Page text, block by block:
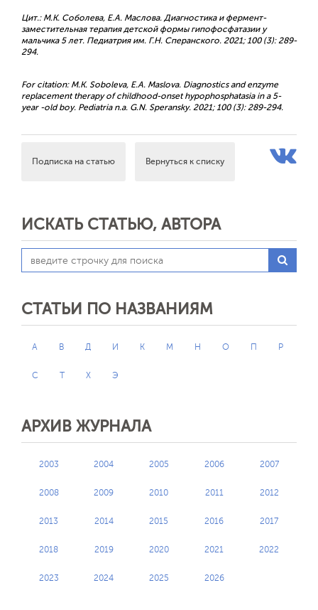
Цит.: М.К. Соболева, Е.А. Маслова. Диагностика и фермент-
заместительная терапия детской формы гипофосфатазии у
мальчика 5 лет. Педиатрия им. Г.Н. Сперанского. 2021; 100 (3): 289-
294.
For citation: M.K. Soboleva, E.A. Maslova. Diagnostics and enzyme
replacement therapy of childhood-onset hypophosphatasia in a 5-
year -old boy. Pediatria n.a. G.N. Speransky. 2021; 100 (3): 289-294.
Подписка на статью Вернуться к списку
ИСКАТЬ СТАТЬЮ, АВТОРА
СТАТЬИ ПО НАЗВАНИЯМ
А В Д И К М Н О П Р
С Т Х Э
АРХИВ ЖУРНАЛА
2003 2004 2005 2006 2007
2008 2009 2010 2011 2012
2013 2014 2015 2016 2017
2018 2019 2020 2021 2022
2023 2024 2025 2026